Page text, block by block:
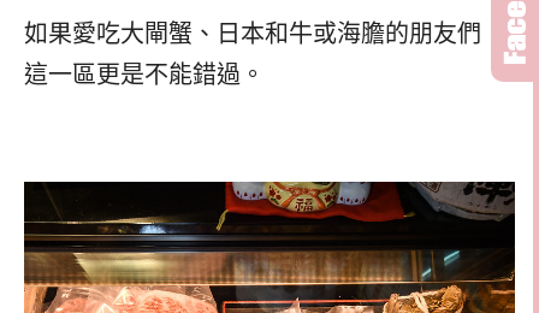
如果愛吃大閘蟹、日本和牛或海膽的朋友們，
這一區更是不能錯過。